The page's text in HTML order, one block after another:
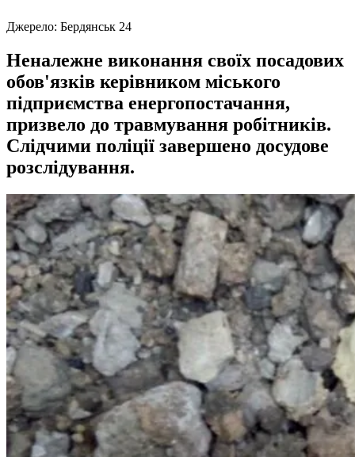
Джерело: Бердянськ 24
Неналежне виконання своїх посадових
обов'язків керівником міського
підприємства енергопостачання,
призвело до травмування робітників.
Слідчими поліції завершено досудове
розслідування.